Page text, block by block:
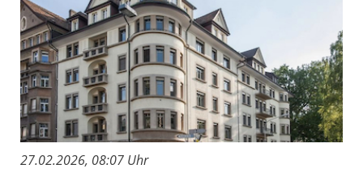
27.02.2026, 08:07 Uhr